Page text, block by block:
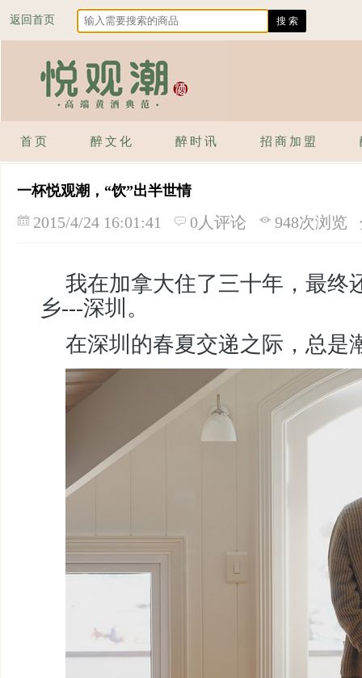
返回首页
首页 醉文化 醉时讯 招商加盟
一杯悦观潮，“饮”出半世情
2015/4/24 16:01:41 0人评论 948次浏览
我在加拿大住了三十年，最终
乡---深圳。
在深圳的春夏交递之际，总是